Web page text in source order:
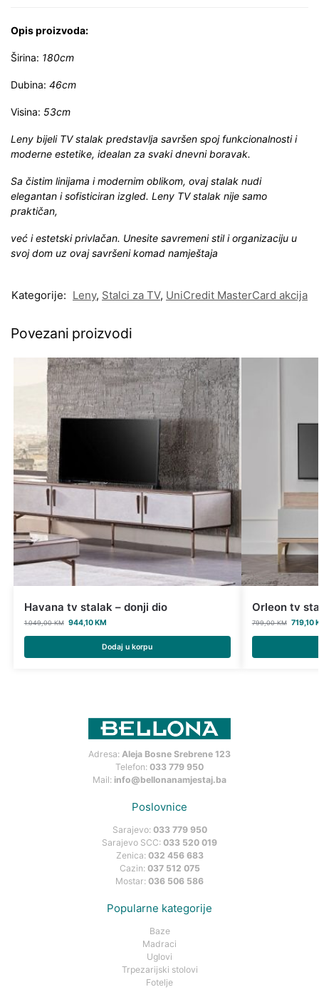
Opis proizvoda:
Širina: 180cm
Dubina: 46cm
Visina: 53cm
Leny bijeli TV stalak predstavlja savršen spoj funkcionalnosti i
moderne estetike, idealan za svaki dnevni boravak.
Sa čistim linijama i modernim oblikom, ovaj stalak nudi
elegantan i sofisticiran izgled. Leny TV stalak nije samo
praktičan,
već i estetski privlačan. Unesite savremeni stil i organizaciju u
svoj dom uz ovaj savršeni komad namještaja
Kategorije: Leny, Stalci za TV, UniCredit MasterCard akcija
Povezani proizvodi
Havana tv stalak – donji dio
1.049,00KM 944,10KM
Dodaj u korpu
Orleon tv
799,00KM 719,10
Adresa: Aleja Bosne Srebrene 123
Telefon: 033 779 950
Mail: info@bellonanamjestaj.ba
Poslovnice
Sarajevo: 033 779 950
Sarajevo SCC: 033 520 019
Zenica: 032 456 683
Cazin: 037 512 075
Mostar: 036 506 586
Popularne kategorije
Baze
Madraci
Uglovi
Trpezarijski stolovi
Fotelje